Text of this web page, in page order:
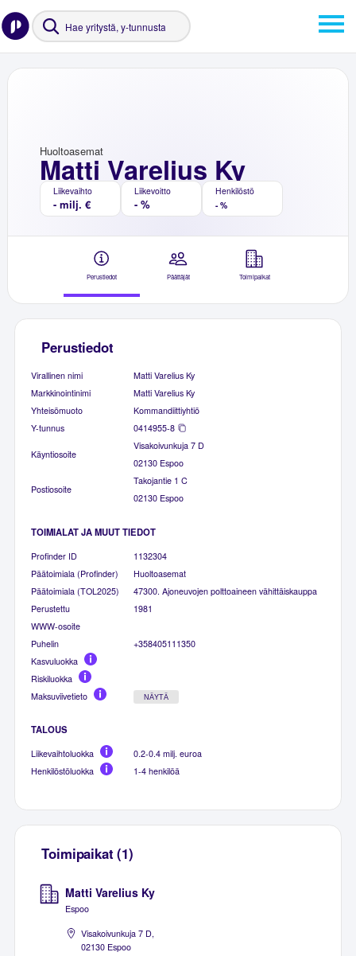
Matti Varelius Ky
Huoltoasemat
Liikevaihto
- milj. €
Liikevoitto
- %
Henkilöstö
- %
Perustiedot Päättäjät Toimipaikat
Perustiedot
Virallinen nimi
Matti Varelius Ky
Markkinointinimi
Matti Varelius Ky
Yhteisömuoto
Kommandiittiyhtiö
Y-tunnus
0414955-8
Käyntiosoite
Visakoivunkuja 7 D
02130 Espoo
Postiosoite
Takojantie 1 C
02130 Espoo
TOIMIALAT JA MUUT TIEDOT
Profinder ID
1132304
Päätoimiala (Profinder)
Huoltoasemat
Päätoimiala (TOL2025)
47300. Ajoneuvojen polttoaineen vähittäiskauppa
Perustettu
1981
WWW-osoite
Puhelin
+358405111350
Kasvuluokka
Riskiluokka
Maksuviivetieto
NÄYTÄ
TALOUS
Liikevaihtoluokka
0.2-0.4 milj. euroa
Henkilöstöluokka
1-4 henkilöä
Toimipaikat (1)
Matti Varelius Ky
Espoo
Visakoivunkuja 7 D,
02130 Espoo